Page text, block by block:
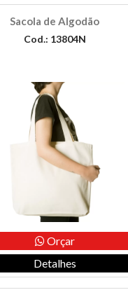
Sacola de Algodão
Cod.: 13804N
Orçar
Detalhes